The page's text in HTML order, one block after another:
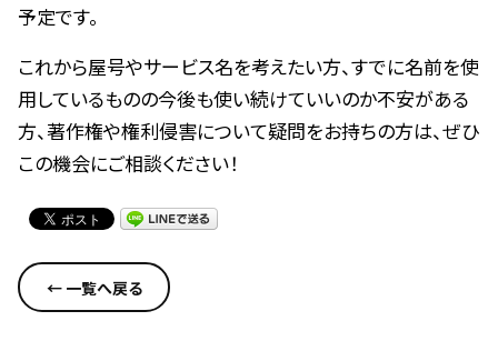
予定です。
これから屋号やサービス名を考えたい方、すでに名前を使
用しているものの今後も使い続けていいのか不安がある
方、著作権や権利侵害について疑問をお持ちの方は、ぜひ
この機会にご相談ください！
← 一覧へ戻る